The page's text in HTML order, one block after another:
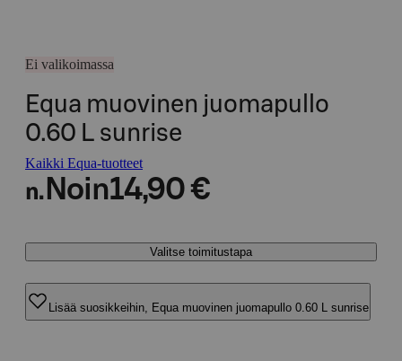
Ei valikoimassa
Equa muovinen juomapullo
0.60 L sunrise
Kaikki Equa-tuotteet
n. Noin14,90 €
Valitse toimitustapa
Lisää suosikkeihin, Equa muovinen juomapullo 0.60 L sunrise